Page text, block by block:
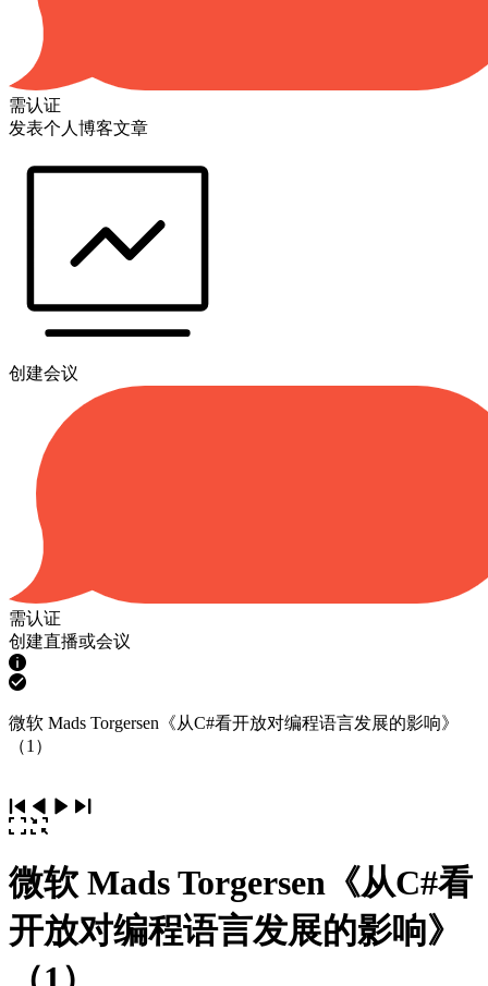
需认证
发表个人博客文章
创建会议
需认证
创建直播或会议
微软 Mads Torgersen《从C#看开放对编程语言发展的影响》
（1）
微软 Mads Torgersen《从C#看
开放对编程语言发展的影响》